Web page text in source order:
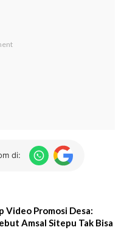
di:
Video Promosi Desa:
Amsal Sitepu Tak Bisa